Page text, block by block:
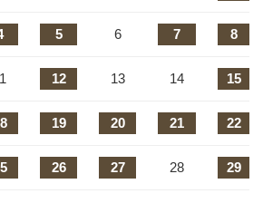
5 6 7 8
12 13 14 15
19 20 21 22
26 27 28 29